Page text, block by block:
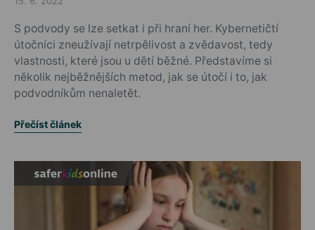
Posted on
S podvody se lze setkat i při hraní her. Kybernetičtí
útočníci zneužívají netrpělivost a zvědavost, tedy
vlastnosti, které jsou u dětí běžné. Představíme si
několik nejběžnějších metod, jak se útočí i to, jak
podvodníkům nenaletět.
Přečíst článek